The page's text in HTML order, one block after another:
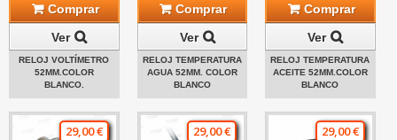
Comprar
Ver
RELOJ VOLTÍMETRO
52MM.COLOR
BLANCO.
Comprar
Ver
RELOJ TEMPERATURA
AGUA 52MM. COLOR
BLANCO
Comprar
Ver
RELOJ TEMPERATURA
ACEITE 52MM.COLOR
BLANCO
29,00 € 29,00 € 29,00 €